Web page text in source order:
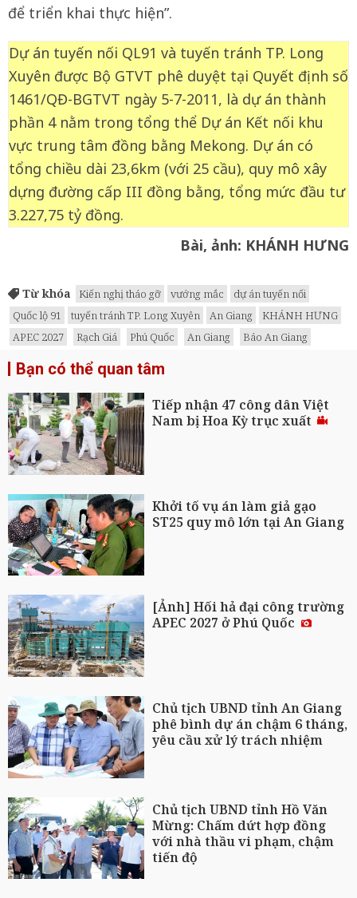
để triển khai thực hiện”.
Dự án tuyến nối QL91 và tuyến tránh TP. Long
Xuyên được Bộ GTVT phê duyệt tại Quyết định số
1461/QĐ-BGTVT ngày 5-7-2011, là dự án thành
phần 4 nằm trong tổng thể Dự án Kết nối khu
vực trung tâm đồng bằng Mekong. Dự án có
tổng chiều dài 23,6km (với 25 cầu), quy mô xây
dựng đường cấp III đồng bằng, tổng mức đầu tư
3.227,75 tỷ đồng.
Bài, ảnh: KHÁNH HƯNG
Từ khóa Kiến nghị tháo gỡ vướng mắc
dự án tuyến nối
Quốc lộ 91
tuyến tránh TP. Long Xuyên An Giang
KHÁNH HƯNG
APEC 2027
Rạch Giá Phú Quốc An Giang Báo An Giang
Bạn có thể quan tâm
Tiếp nhận 47 công dân Việt
Nam bị Hoa Kỳ trục xuất
Khởi tố vụ án làm giả gạo
ST25 quy mô lớn tại An Giang
[Ảnh] Hối hả đại công trường
APEC 2027 ở Phú Quốc
Chủ tịch UBND tỉnh An Giang
phê bình dự án chậm 6 tháng,
yêu cầu xử lý trách nhiệm
Chủ tịch UBND tỉnh Hồ Văn
Mừng: Chấm dứt hợp đồng
với nhà thầu vi phạm, chậm
tiến độ